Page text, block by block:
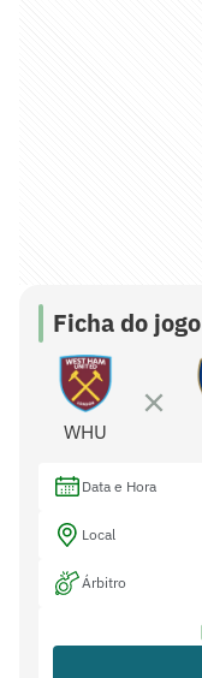
Ficha do jogo
WHU
Data e Hora
Local
Árbitro